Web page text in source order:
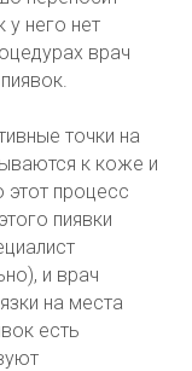
у него нет
врач
точки на
к коже и
этот процесс
пиявки
и врач
на места
есть